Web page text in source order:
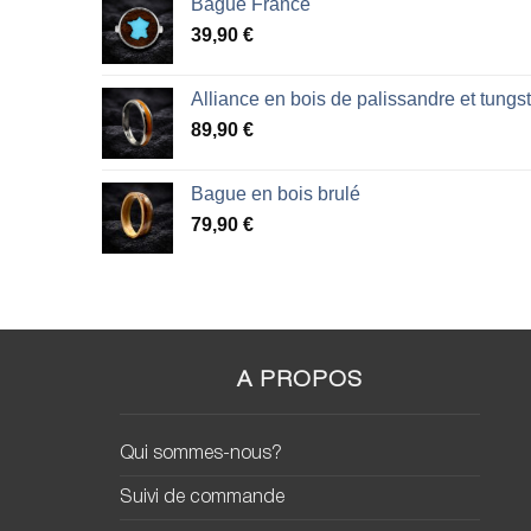
39,90 €
Alliance en bois de palissandre et
89,90 €
Bague en bois brulé
79,90 €
A PROPOS
Qui sommes-nous?
Suivi de commande